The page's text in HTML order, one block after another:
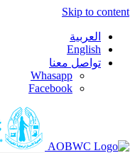
Skip to content
العربية
English
تواصل معنا
Whasapp
Facebook